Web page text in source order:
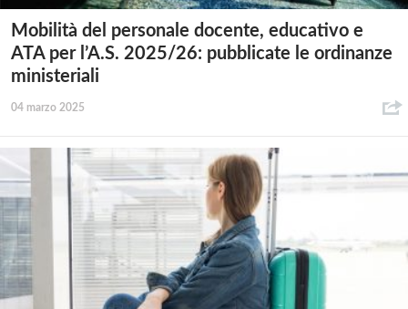
Mobilità del personale docente, educativo e
ATA per l’A.S. 2025/26: pubblicate le ordinanze
ministeriali
04 marzo 2025